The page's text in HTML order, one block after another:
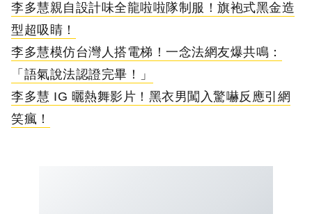
李多慧親自設計味全龍啦啦隊制服！旗袍式黑金造
型超吸睛！
李多慧模仿台灣人搭電梯！一念法網友爆共鳴：
「語氣說法認證完畢！」
李多慧 IG 曬熱舞影片！黑衣男闖入驚嚇反應引網
笑瘋！